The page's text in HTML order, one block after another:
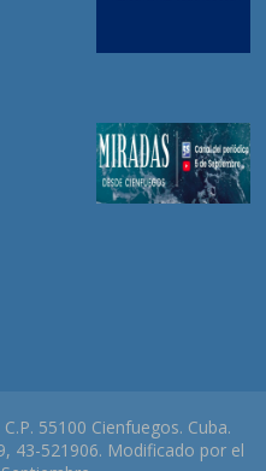
55100 Cienfuegos. Cuba.
43-521906. Modificado por el